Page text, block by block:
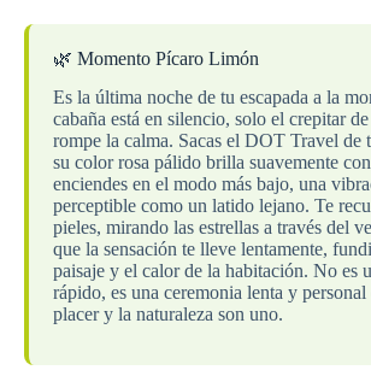
🌿 Momento Pícaro Limón
Es la última noche de tu escapada a la
cabaña está en silencio, solo el crepitar
rompe la calma. Sacas el DOT Travel de
su color rosa pálido brilla suavemente
enciendes en el modo más bajo, una
perceptible como un latido lejano. Te
pieles, mirando las estrellas a través del
que la sensación te lleve lentamente,
paisaje y el calor de la habitación. No es
rápido, es una ceremonia lenta y
placer y la naturaleza son uno.